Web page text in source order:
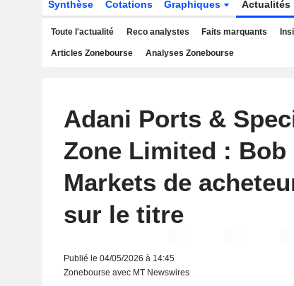
Synthèse Cotations Graphiques Actualités
Toute l'actualité Reco analystes Faits marquants
Articles Zonebourse Analyses Zonebourse
Adani Ports &
Zone Limited : Bob
Markets de
sur le titre
Publié le 04/05/2026 à 14:45
Zonebourse avec MT Newswires